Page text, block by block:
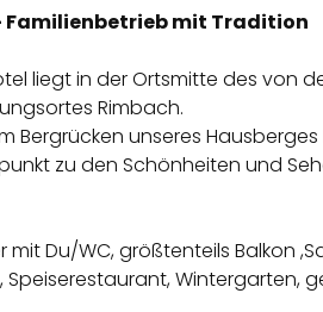
Familienbetrieb mit Tradition
liegt in der Ortsmitte des von
Rimbach.
Bergrücken unseres
zu den Schönheiten und
Du/WC, größtenteils Balkon
Wintergarten,